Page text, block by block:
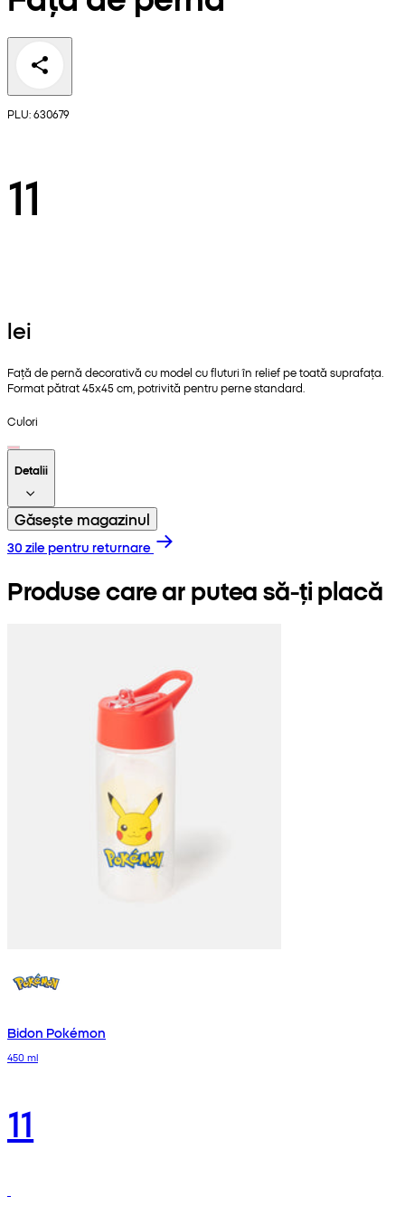
PLU: 630679
11
lei
Față de pernă decorativă cu model cu fluturi în relief pe toată suprafața.
Format pătrat 45x45 cm, potrivită pentru perne standard.
Culori
Detalii
Găsește magazinul
30 zile pentru returnare
Produse care ar putea să-ți placă
Bidon Pokémon
450 ml
11